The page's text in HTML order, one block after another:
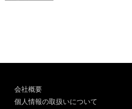
会社概要
個人情報の取扱いについて